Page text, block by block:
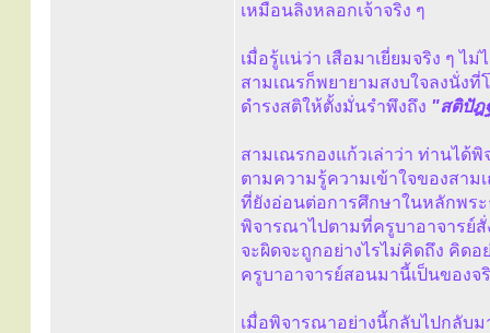
เหมือนลิงหลอกเจ้าจริง ๆ
เมื่อรู้แน่ว่า เสือมาเยี่ยมจริง ๆ ไ
สามเณรก็พยายามสงบใจลงนั่ง
ดำรงสติให้ตั้งมั่นรำพึงถึง "สติปัฎ
สามเณรกองแก้วเล่าว่า ท่านได้
ตามความรู้ความเข้าใจของสาม
ที่ยังอ่อนต่อการศึกษาในหลักพร
พิจารณาไปตามที่ครูบาอาจารย์
จะผิดจะถูกอย่างไรไม่คิดถึง คิดอ
ครูบาอาจารย์สอนมานี้เป็นของจ
เมื่อพิจารณาอย่างนี้กลับไปกลับ